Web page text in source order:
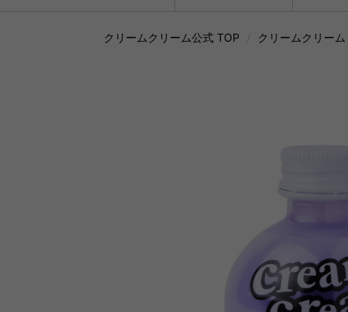
クリームクリーム公式 TOP クリームクリー